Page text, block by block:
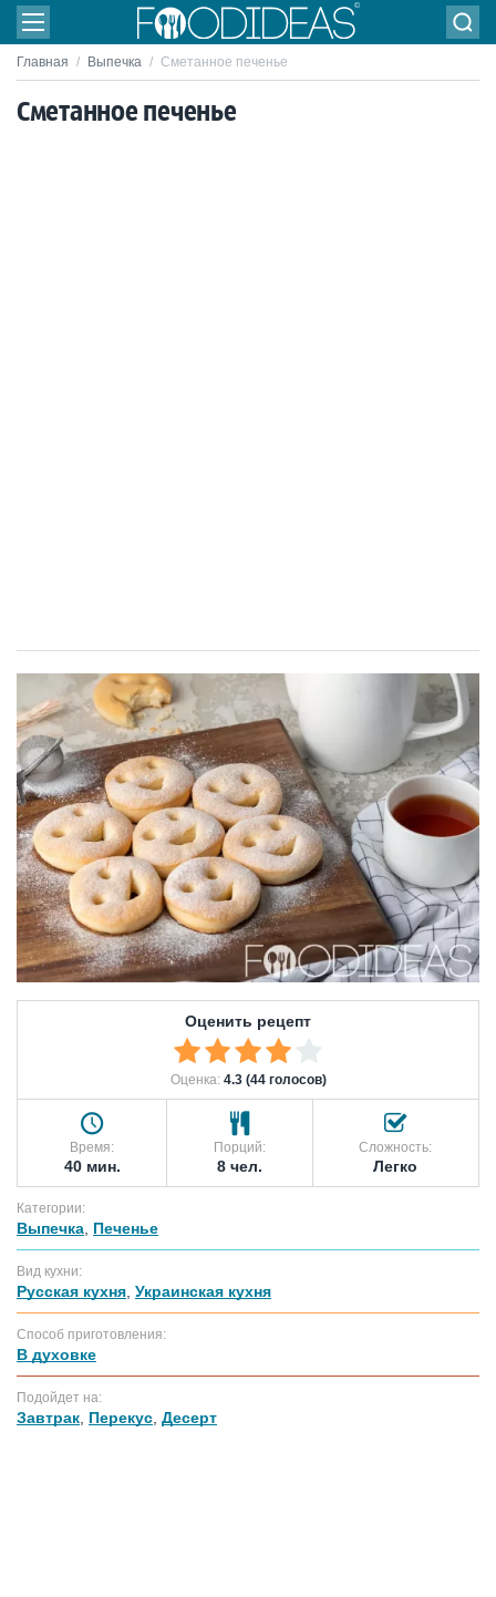
Главная / Выпечка / Сметанное печенье
Сметанное печенье
Оценить рецепт
Оценка: 4.3 (44 голосов)
Время:
40 мин.
Порций:
8 чел.
Сложность:
Легко
Категории:
Выпечка Печенье
Вид кухни:
Русская кухня Украинская кухня
Способ приготовления:
В духовке
Подойдет на:
Завтрак Перекус Десерт